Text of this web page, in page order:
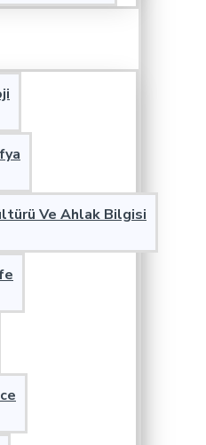
Ve Ahlak Bilgisi